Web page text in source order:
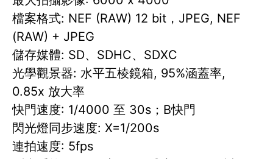
檔案格式: NEF (RAW) 12 bit，JPEG, NEF
(RAW) + JPEG
儲存媒體: SD、SDHC、SDXC
光學觀景器: 水平五棱鏡箱, 95%涵蓋率,
0.85x 放大率
快門速度: 1/4000 至 30s；B快門
閃光燈同步速度: X=1/200s
連拍速度: 5fps